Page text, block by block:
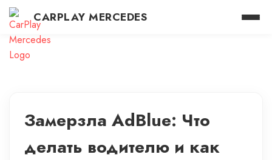
CARPLAY MERCEDES
Замерзла AdBlue: Что
делать водителю и как